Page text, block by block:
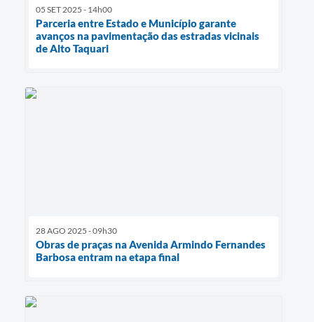
05 SET 2025 - 14h00
Parceria entre Estado e Município garante
avanços na pavimentação das estradas vicinais
de Alto Taquari
28 AGO 2025 - 09h30
Obras de praças na Avenida Armindo Fernandes
Barbosa entram na etapa final